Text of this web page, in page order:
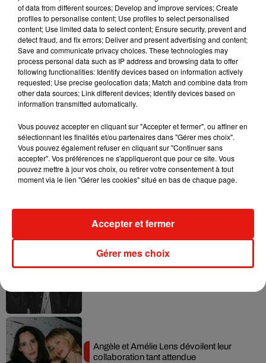
dans cette coalition semble toutefois difficile.
En cas d’échec à former une majorité à l'Assemblée
nationale, Emmanuel Macron peut aussi envisager la
nomination d’un gouvernement technique, composé de
personnalités peu politiques, au profil d’experts issus de la
de régler les affaires courantes en attendant une sortie de
crise politique.
RÜFÜS DU SOL annonce un nouvel
Angèle et Amélie Lens dévoilent leur
collaboration tant attendue
of data from different sources; Develop and improve services; Create
profiles to personalise content; Use profiles to select personalised
content; Use limited data to select content; Ensure security, prevent and
detect fraud, and fix errors; Deliver and present advertising and content;
Save and communicate privacy choices. These technologies may
process personal data such as IP address and browsing data to offer
following functionalities: Identify devices based on information actively
requested; Use precise geolocation data; Match and combine data from
other data sources; Link different devices; Identify devices based on
information transmitted automatically.
Vous pouvez accepter en cliquant sur "Accepter et fermer", ou affiner en
sélectionnant les finalités et/ou partenaires dans "Gérer mes choix".
Vous pouvez également refuser en cliquant sur "Continuer sans
accepter". Vos préférences ne s'appliqueront que pour ce site. Vous
pouvez mettre à jour vos choix, ou retirer votre consentement à tout
moment via le lien "Gérer les cookies" situé en bas de chaque page.
Gérer mes choix
Accepter et fermer